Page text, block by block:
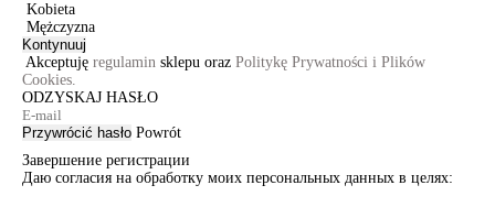
Kobieta
Mężczyzna
Kontynuuj
Akceptuję regulamin sklepu oraz Politykę Prywatności i Plików
Cookies.
ODZYSKAJ HASŁO
Przywrócić hasło Powrót
Завершение регистрации
Даю согласия на обработку моих персональных данных в целях: